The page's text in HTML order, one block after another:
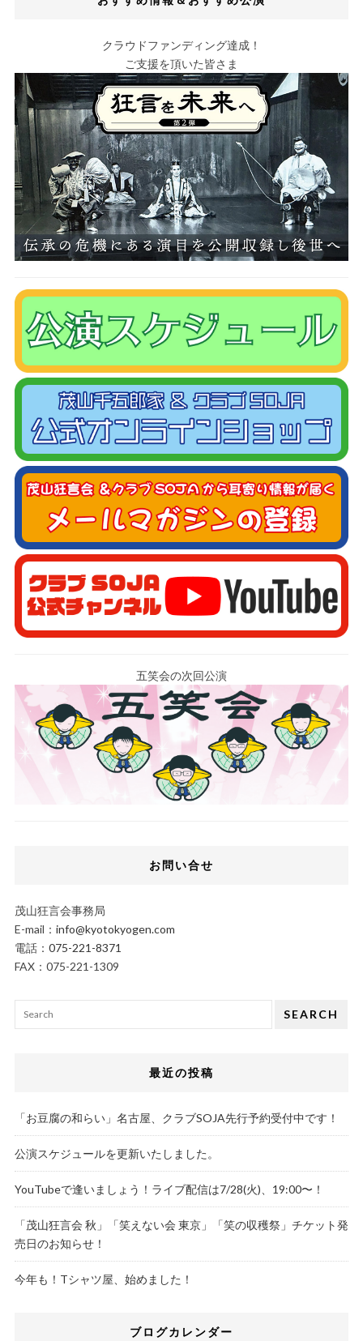
クラウドファンディング達成！
ご支援を頂いた皆さま
五笑会の次回公演
お問い合せ
茂山狂言会事務局
E-mail： info@kyotokyogen.com
電話： 075-221-8371
FAX：075-221-1309
SEARCH
最近の投稿
「お豆腐の和らい」名古屋、クラブSOJA先行予約受付中です！
公演スケジュールを更新いたしました。
YouTubeで逢いましょう！ライブ配信は7/28(火)、19:00〜！
「茂山狂言会 秋」「笑えない会 東京」「笑の収穫祭」チケット発
売日のお知らせ！
今年も！Tシャツ屋、始めました！
ブログカレンダー